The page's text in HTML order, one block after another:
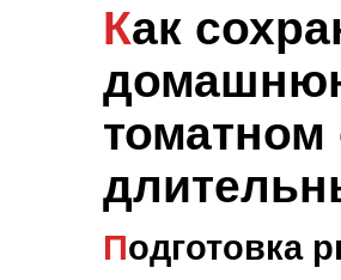
Как сохранить
томатном
Подготовка